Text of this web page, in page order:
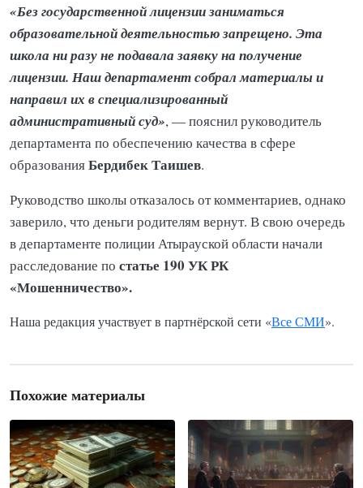
«Без государственной лицензии заниматься
образовательной деятельностью запрещено. Эта
школа ни разу не подавала заявку на получение
лицензии. Наш департамент собрал материалы и
направил их в специализированный
административный суд», — пояснил руководитель
департамента по обеспечению качества в сфере
образованияБердибек Таишев.
Руководство школы отказалось от комментариев, однако
заверило, что деньги родителям вернут. В свою очередь
в департаменте полиции Атырауской области начали
расследование по статье 190 УК РК
«Мошенничество».
Наша редакция участвует в партнёрской сети «Все СМИ».
Похожие материалы